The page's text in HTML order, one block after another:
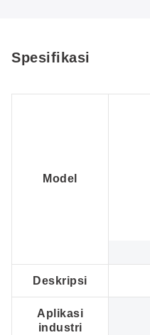
Spesifikasi
Model
Deskripsi
Aplikasi
industri